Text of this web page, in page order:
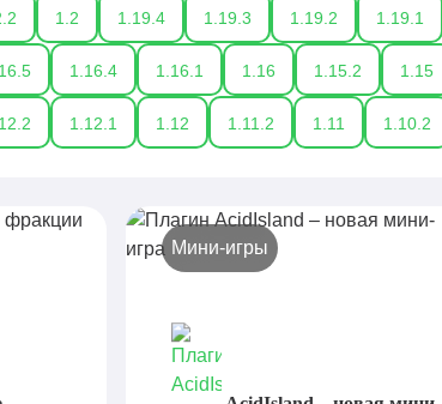
1.2 1.19.4 1.19.3 1.19.2 1.19.1
1.16.4 1.16.1 1.16 1.15.2 1.15
1.12.1 1.12 1.11.2 1.11 1.10.2
Мини-игры